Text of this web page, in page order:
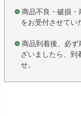
商品不良・破損・
をお受付させてい
商品到着後、必ず
ざいましたら、到
せ。